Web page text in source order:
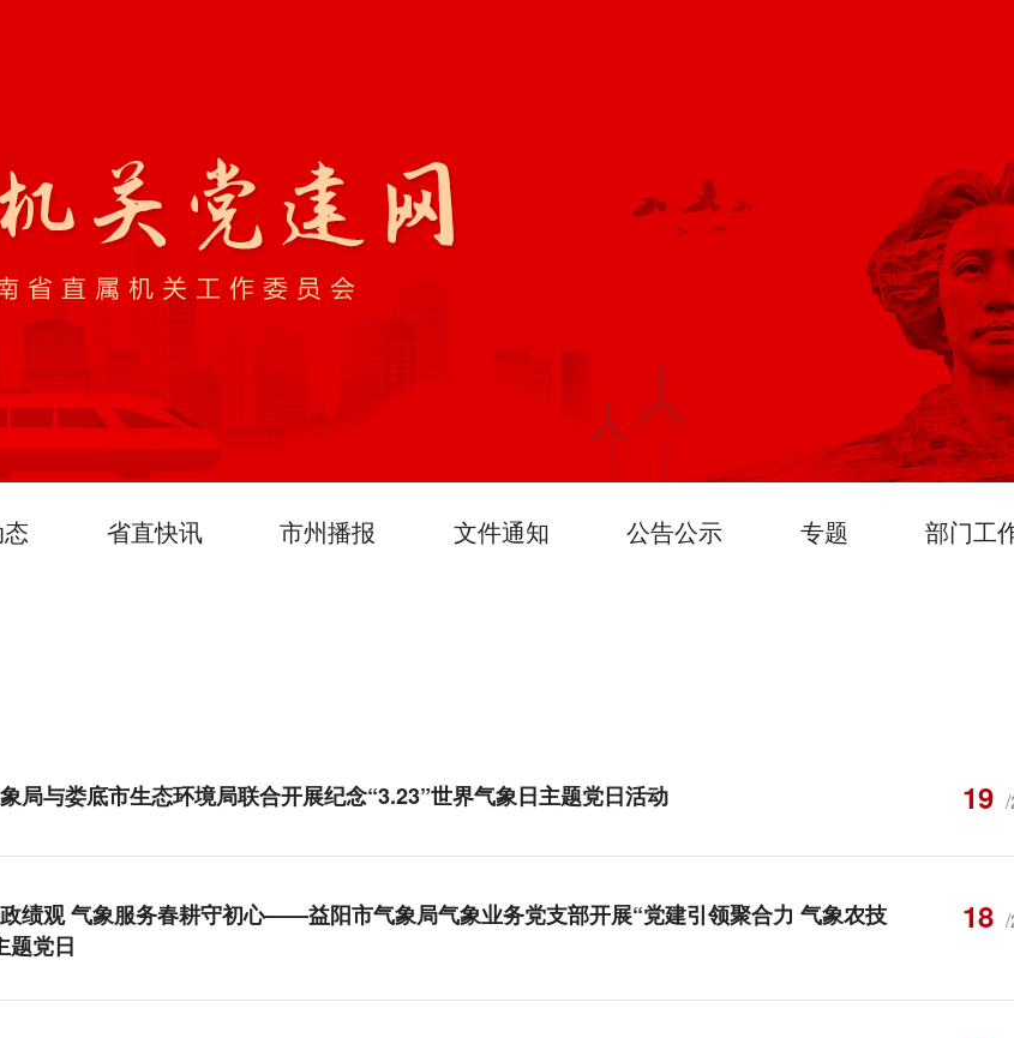
省直快讯 市州播报 文件通知 公告公示 专题 部门工
局与娄底市生态环境局联合开展纪念“3.23”世界气象日主题党日活动 19
绩观 气象服务春耕守初心——益阳市气象局气象业务党支部开展“党建引领聚合力 气象农技
题党日
18